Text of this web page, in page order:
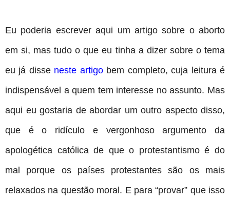
Eu poderia escrever aqui um artigo sobre o aborto
em si, mas tudo o que eu tinha a dizer sobre o tema
eu já disse neste artigobem completo, cuja leitura é
indispensável a quem tem interesse no assunto. Mas
aqui eu gostaria de abordar um outro aspecto disso,
que é o ridículo e vergonhoso argumento da
apologética católica de que o protestantismo é do
mal porque os países protestantes são os mais
relaxados na questão moral. E para “provar” que isso